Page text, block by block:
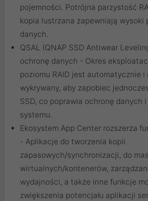
pojemności. Potrójna parzystość
kopia lustrzana zapewniają wysoki
danych.
QSAL (QNAP SSD Antiwear
ochronę danych - Okres
poziomu RAID jest automatycznie i
wykrywany, aby zapobiec
SSD, co poprawia ochronę danych
systemu.
Ekosystem App Center rozszerza
- Aplikacje do tworzenia kopii
zapasowych/synchronizacji, do
wirtualnych/kontenerów,
wydajności, a także inne funkcje
zwiększenia potencjału aplikacji